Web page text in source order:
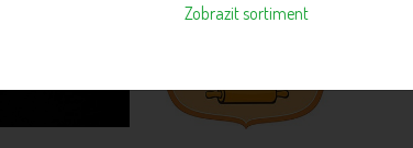
Zobrazit sortiment